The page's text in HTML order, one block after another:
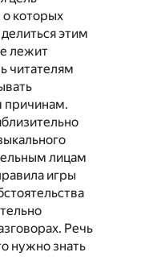
о которых
этим
лежит
читателям
причинам.
лицам
игры
Речь
нужно знать